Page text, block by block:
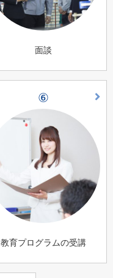
面談
⑥
教育プログラムの受講